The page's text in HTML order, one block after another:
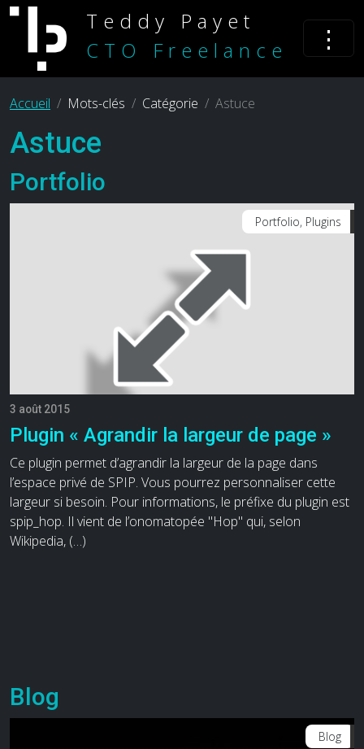
Teddy Payet
CTO Freelance
⋮
Accueil Mots-clés Catégorie Astuce
Astuce
Portfolio
Portfolio, Plugins
3 août 2015
Plugin « Agrandir la largeur de page »
Ce plugin permet d’agrandir la largeur de la page dans
l’espace privé de SPIP. Vous pourrez personnaliser cette
largeur si besoin. Pour informations, le préfixe du plugin est
spip_hop. Il vient de l’onomatopée "Hop" qui, selon
Wikipedia, (…)
Blog
Blog